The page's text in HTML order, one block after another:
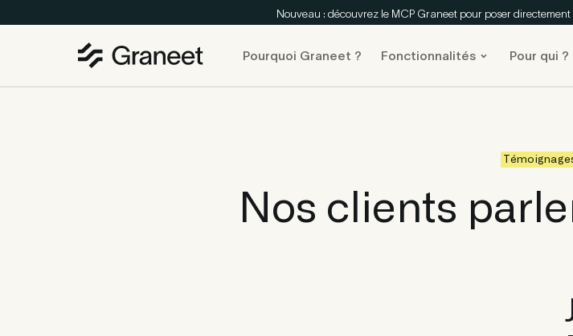
Nouveau : découvrez le MCP Graneet pour poser
Pourquoi Graneet ? Fonctionnalités Pour qui ?
Nos clients